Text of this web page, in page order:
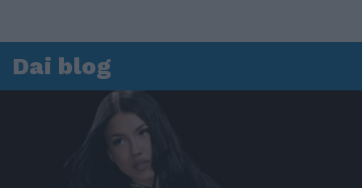
Dai blog